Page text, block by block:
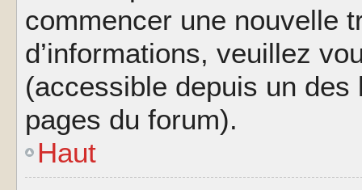
commencer une nouvelle
d’informations, veuillez
(accessible depuis un
pages du forum).
Haut